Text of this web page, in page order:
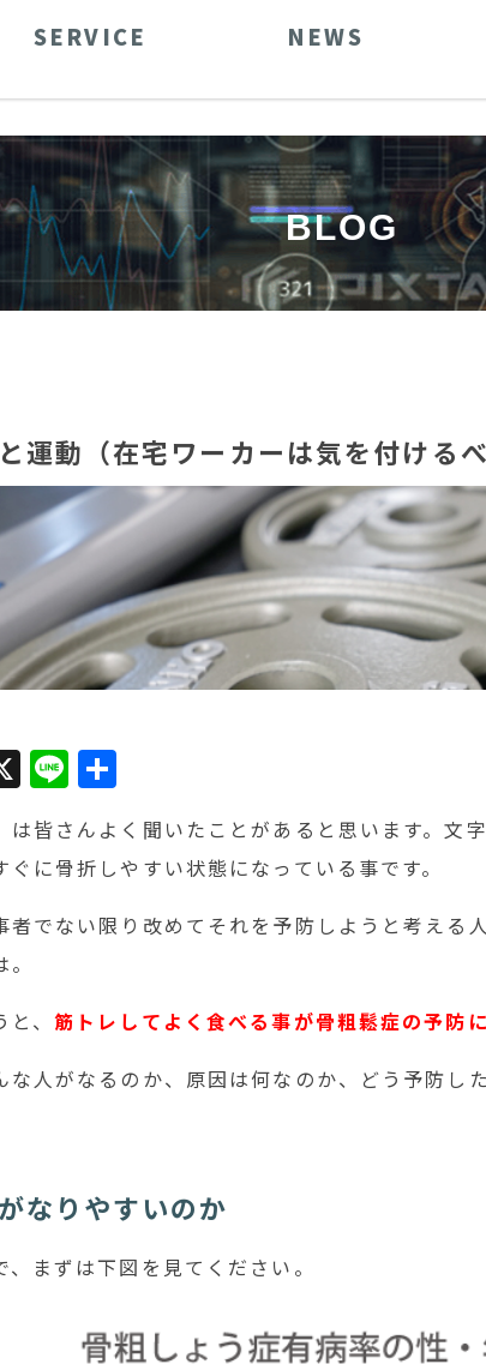
SERVICE NEWS
BLOG
運動（在宅ワーカーは気を付けるべ
X Line
有
は皆さんよく聞いたことがあると思います。文
ぐに骨折しやすい状態になっている事です。
者でない限り改めてそれを予防しようと考える
と、筋トレしてよく食べる事が骨粗鬆症の予防に
な人がなるのか、原因は何なのか、どう予防し
なりやすいのか
まずは下図を見てください。